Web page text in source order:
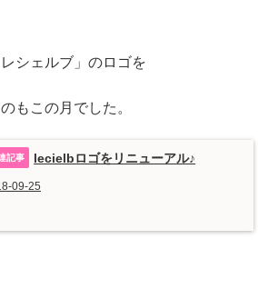
シェルブ」のロゴを
もこの月でした。
lecielbロゴをリニューアル♪
09-25